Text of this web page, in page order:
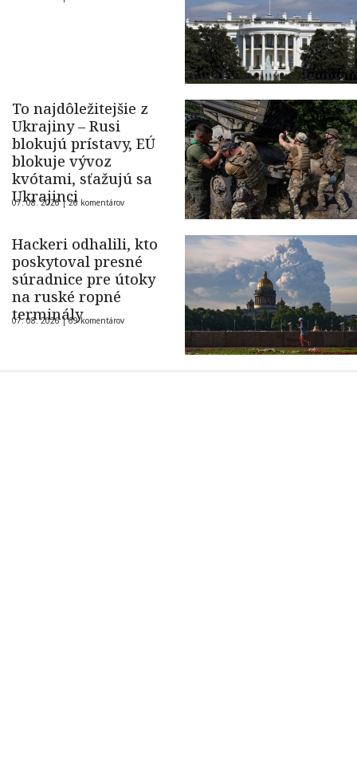
To najdôležitejšie z
Ukrajiny – Rusi
blokujú prístavy, EÚ
blokuje vývoz
kvótami, sťažujú sa
Ukrajinci
07. 08. 2026 |26 komentárov
Hackeri odhalili, kto
poskytoval presné
súradnice pre útoky
na ruské ropné
terminály
07. 08. 2026 |69 komentárov